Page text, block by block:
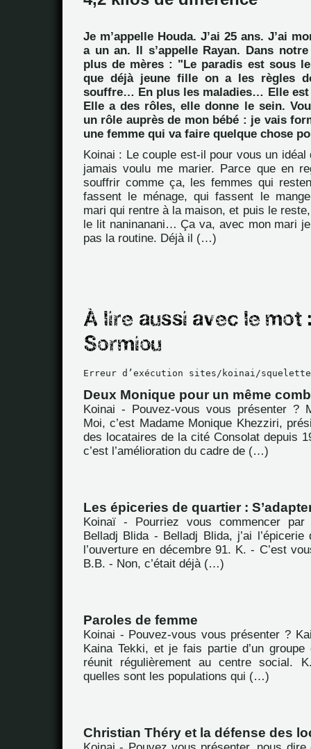
Je m’appelle Houda. J’ai 25 ans. J’ai
a un an. Il s’appelle Rayan. Dans
plus de mères : "Le paradis est sous
que déjà jeune fille on a les règles
souffre… En plus les maladies… Elle est
Elle a des rôles, elle donne le sein.
un rôle auprès de mon bébé : je vais
une femme qui va faire quelque chose
Koinai : Le couple est-il pour vous un idéal
jamais voulu me marier. Parce que en
souffrir comme ça, les femmes qui
fassent le ménage, qui fassent le
mari qui rentre à la maison, et puis le
le lit naninanani… Ça va, avec mon mari
pas la routine. Déjà il (…)
Erreur d’exécution sites/koinai/
Deux Monique pour un même
Koinai - Pouvez-vous vous présenter ?
Moi, c’est Madame Monique Khezziri,
des locataires de la cité Consolat depuis
c’est l’amélioration du cadre de (…)
Les épiceries de quartier :
Koinaï - Pourriez vous commencer
Belladj Blida - Belladj Blida, j’ai l’épicerie
l’ouverture en décembre 91. K. - C’est
B.B. - Non, c’était déjà (…)
Paroles de femme
Koinai - Pouvez-vous vous présenter ?
Kaina Tekki, et je fais partie d’un
réunit régulièrement au centre social.
quelles sont les populations qui (…)
Christian Théry et la défense des